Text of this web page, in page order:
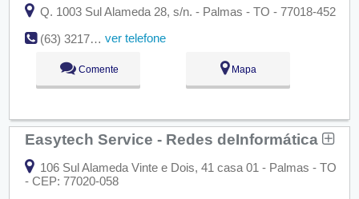
Q. 1003 Sul Alameda 28, s/n. - Palmas - TO - 77018-452
(63) 3217-9809
ver telefone
Comente Mapa
Easytech Service - Redes deInformática
106 Sul Alameda Vinte e Dois, 41 casa 01 - Palmas - TO
- CEP: 77020-058